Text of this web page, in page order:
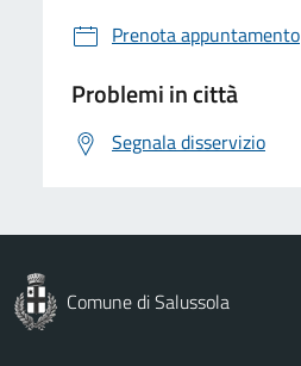
Prenota appuntamento
Problemi in città
Segnala disservizio
Comune di Salussola